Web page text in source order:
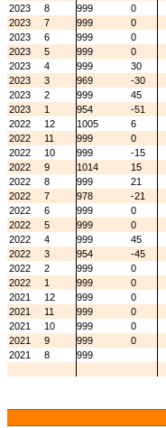
2023
8 999
0
2023
7 999
0
2023
6 999
0
2023
5 999
0
2023
4 999
30
2023
3 969
-30
2023
2 999
45
2023
1 954
-51
2022
12 1005
6
2022
11 999
0
2022
10 999
-15
2022
9 1014
15
2022
8 999
21
2022
7 978
-21
2022
6 999
0
2022
5 999
0
2022
4 999
45
2022
3 954
-45
2022
2 999
0
2022
1 999
0
2021
12 999
0
2021
11 999
0
2021
10 999
0
2021
9 999
0
2021
8 999